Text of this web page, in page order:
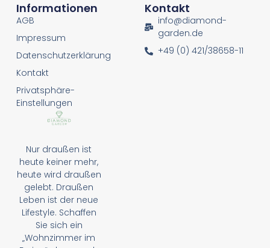
Nur draußen ist
heute keiner mehr,
heute wird draußen
gelebt. Draußen
Leben ist der neue
Lifestyle. Schaffen
Sie sich ein
„Wohnzimmer im
Informationen
AGB
Impressum
Datenschutzerklärung
Kontakt
Privatsphäre-
Einstellungen
Kontakt
info@diamond-
garden.de
+49 (0) 421/38658-11